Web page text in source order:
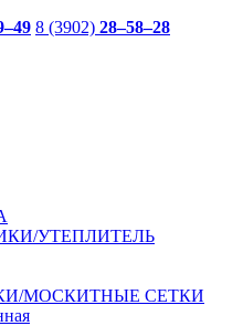
8 (3902) 28–58–28
УТЕПЛИТЕЛЬ
МОСКИТНЫЕ СЕТКИ